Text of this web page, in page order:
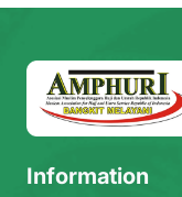
Information